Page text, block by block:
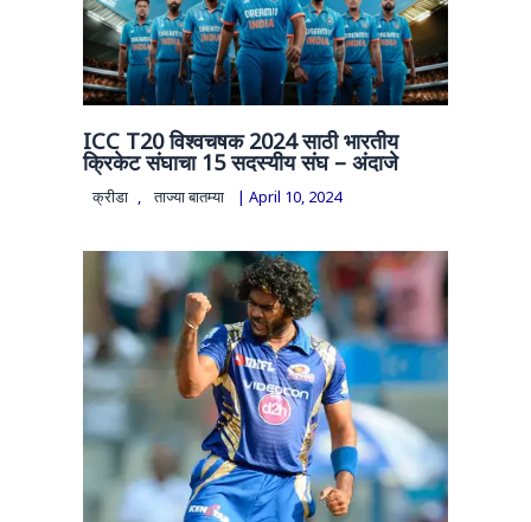
ICC T20 विश्वचषक 2024 साठी भारतीय
क्रिकेट संघाचा 15 सदस्यीय संघ – अंदाजे
क्रीडा ताज्या बातम्या | April 10, 2024